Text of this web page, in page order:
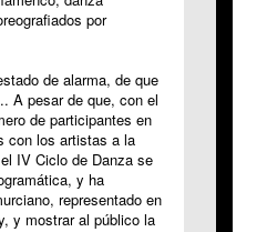
por
de alarma, de que
A pesar de que, con el
de participantes en
con los artistas a la
IV Ciclo de Danza se
y ha
representado en
y mostrar al público la